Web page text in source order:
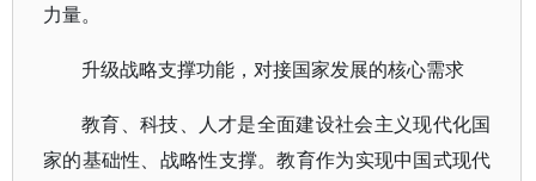
力量。
升级战略支撑功能，对接国家发展的核心需求
教育、科技、人才是全面建设社会主义现代化国
家的基础性、战略性支撑。教育作为实现中国式现代